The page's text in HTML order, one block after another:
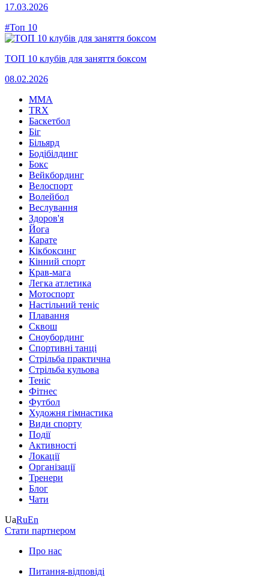
17.03.2026
#Топ 10
ТОП 10 клубів для заняття боксом
08.02.2026
MMA
TRX
Баскетбол
Біг
Більярд
Бодібілдинг
Бокс
Вейкбординг
Велоспорт
Волейбол
Веслування
Здоров'я
Йога
Карате
Кікбоксинг
Кінний спорт
Крав-мага
Легка атлетика
Мотоспорт
Настільний теніс
Плавання
Сквош
Сноубординг
Спортивні танці
Стрільба практична
Стрільба кульова
Теніс
Фітнес
Футбол
Художня гімнастика
Види спорту
Події
Активності
Локації
Організації
Тренери
Блог
Чати
UaRuEn
Стати партнером
Про нас
Питання-відповіді